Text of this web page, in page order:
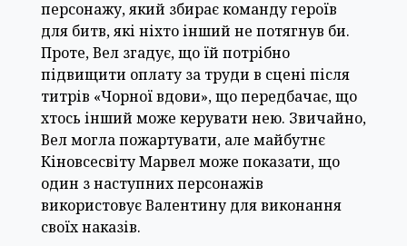
персонажу, який збирає команду героїв
для битв, які ніхто інший не потягнув би.
Проте, Вел згадує, що їй потрібно
підвищити оплату за труди в сцені після
титрів «Чорної вдови», що передбачає, що
хтось інший може керувати нею. Звичайно,
Вел могла пожартувати, але майбутнє
Кіновсесвіту Марвел може показати, що
один з наступних персонажів
використовує Валентину для виконання
своїх наказів.